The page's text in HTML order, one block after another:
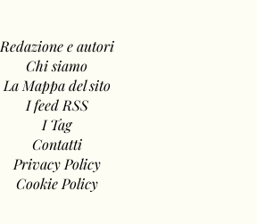
Redazione e autori
Chi siamo
La Mappa del sito
I feed RSS
I Tag
Contatti
Privacy Policy
Cookie Policy